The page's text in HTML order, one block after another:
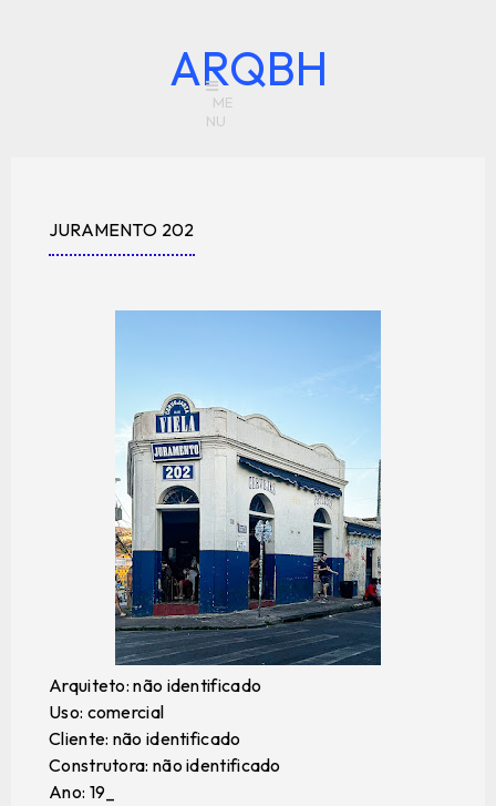
ARQBH
JURAMENTO 202
Arquiteto: não identificado
Uso: comercial
Cliente: não identificado
Construtora: não identificado
Ano: 19_